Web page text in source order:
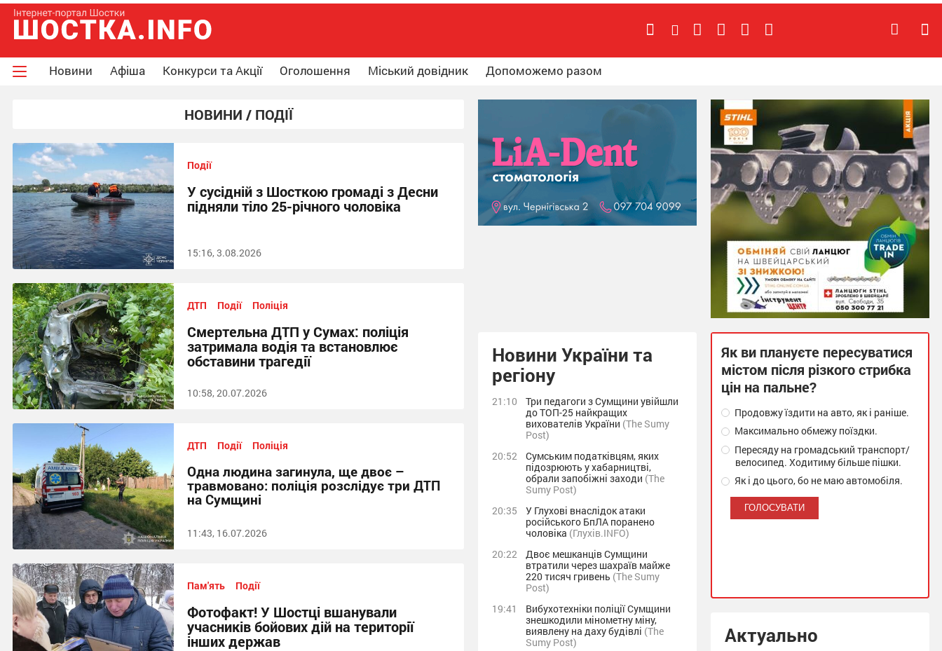
Новини Афіша Конкурси та Акції Оголошення Міський довідник Допоможемо разом
НОВИНИ / ПОДІЇ
Події
У сусідній з Шосткою громаді з Десни
підняли тіло 25-річного чоловіка
15:16, 3.08.2026
ДТП Події Поліція
Смертельна ДТП у Сумах: поліція
затримала водія та встановлює
обставини трагедії
10:58, 20.07.2026
ДТП Події Поліція
Одна людина загинула, ще двоє –
травмовано: поліція розслідує три ДТП
на Сумщині
11:43, 16.07.2026
Пам'ять Події
Фотофакт! У Шостці вшанували
учасників бойових дій на території
інших держав
Новини України та
регіону
21:10
Три педагоги з Сумщини увійшли
до ТОП-25 найкращих
вихователів України (The Sumy
Post)
20:52
Сумським податківцям, яких
підозрюють у хабарництві,
обрали запобіжні заходи (The
Sumy Post)
20:35
У Глухові внаслідок атаки
російського БпЛА поранено
чоловіка (Глухів.INFO)
20:22
Двоє мешканців Сумщини
втратили через шахраїв майже
220 тисяч гривень (The Sumy
Post)
19:41
Вибухотехніки поліції Сумщини
знешкодили мінометну міну,
виявлену на даху будівлі (The
Sumy Post)
Як ви плануєте пересуватися
містом після різкого стрибка
цін на пальне?
Продовжу їздити на авто, як і раніше.
Максимально обмежу поїздки.
Пересяду на громадський транспорт/
велосипед. Ходитиму більше пішки.
Як і до цього, бо не маю автомобіля.
Актуально